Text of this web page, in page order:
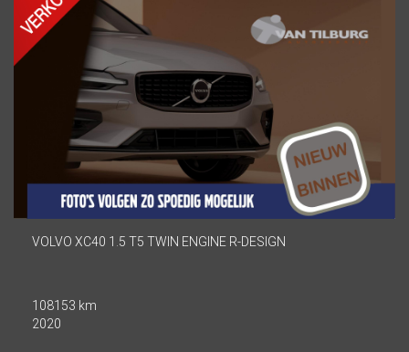
VOLVO XC40 1.5 T5 TWIN ENGINE R-DESIGN
108153 km
2020